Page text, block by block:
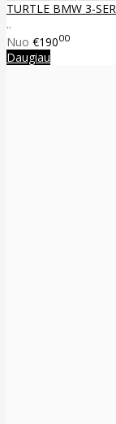
TURTLE BMW 3-
..
Nuo €19000
Daugiau